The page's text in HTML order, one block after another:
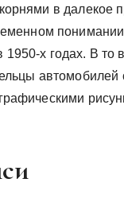
в далекое
х годах. В то
автомобилей